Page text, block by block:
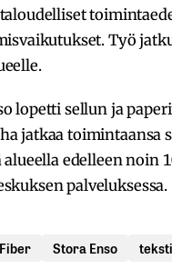
Työ
lopetti sellun ja
jatkaa toimintaansa
edelleen noin
palveluksessa.
Stora Enso